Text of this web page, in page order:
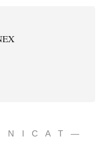
N I C A T —